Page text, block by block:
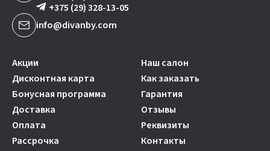
+375 (29) 328-13-05
info@divanby.com
Акции
Наш салон
Дисконтная карта
Как заказать
Бонусная программа
Гарантия
Доставка
Отзывы
Оплата
Реквизиты
Рассрочка
Контакты